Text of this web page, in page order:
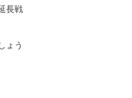
長戦
ょう